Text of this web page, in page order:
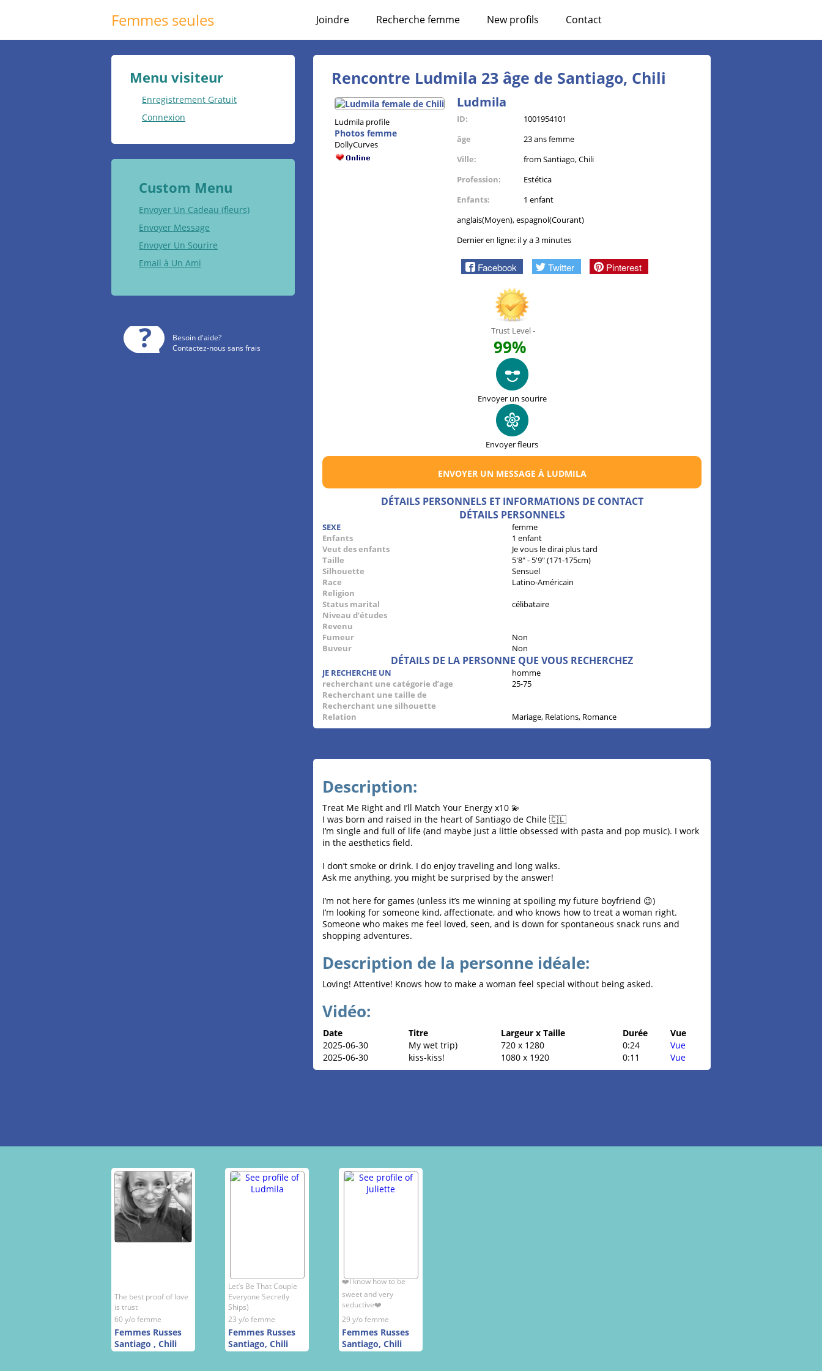
Femmes seules Joindre Recherche femme New profils Contact
Rencontre Ludmila 23 âge de Santiago, Chili
Ludmila profile
Photos femme
DollyCurves
Ludmila
ID:
1001954101
âge
23 ans femme
Ville:
from Santiago, Chili
Profession:
Estética
Enfants:
1 enfant
anglais(Moyen), espagnol(Courant)
Dernier en ligne: il y a 3 minutes
Facebook Twitter Pinterest
Trust Level -
99%
Envoyer un sourire
Envoyer fleurs
ENVOYER UN MESSAGE À LUDMILA
DÉTAILS PERSONNELS ET INFORMATIONS DE CONTACT
DÉTAILS PERSONNELS
SEXE
femme
Enfants
1 enfant
Veut des enfants
Je vous le dirai plus tard
Taille
5'8" - 5'9" (171-175cm)
Silhouette
Sensuel
Race
Latino-Américain
Religion
Status marital
célibataire
Niveau d’études
Revenu
Fumeur
Non
Buveur
Non
DÉTAILS DE LA PERSONNE QUE VOUS RECHERCHEZ
JE RECHERCHE UN
homme
recherchant une catégorie d’age
25-75
Recherchant une taille de
Recherchant une silhouette
Relation
Mariage, Relations, Romance
Description:
Treat Me Right and I’ll Match Your Energy x10 💫
I was born and raised in the heart of Santiago de Chile 🇨🇱
I’m single and full of life (and maybe just a little obsessed with pasta and pop music). I work
in the aesthetics field.
I don’t smoke or drink. I do enjoy traveling and long walks.
Ask me anything, you might be surprised by the answer!
I’m not here for games (unless it’s me winning at spoiling my future boyfriend 😉)
I’m looking for someone kind, affectionate, and who knows how to treat a woman right.
Someone who makes me feel loved, seen, and is down for spontaneous snack runs and
shopping adventures.
Description de la personne idéale:
Loving! Attentive! Knows how to make a woman feel special without being asked.
Vidéo:
Date Titre Largeur x Taille Durée
Vue
2025-06-30
My wet trip) 720 x 1280 0:24
Vue
2025-06-30
kiss-kiss! 1080 x 1920 0:11 Vue
Menu visiteur
Enregistrement Gratuit
Connexion
Custom Menu
Envoyer Un Cadeau (fleurs)
Envoyer Message
Envoyer Un Sourire
Email à Un Ami
Besoin d'aide?
Contactez-nous sans frais
The best proof of love
is trust
60 y/o femme
Femmes Russes
Santiago , Chili
Let’s Be That Couple
Everyone Secretly
Ships)
23 y/o femme
Femmes Russes
Santiago, Chili
❤️I know how to be
sweet and very
seductive❤️
29 y/o femme
Femmes Russes
Santiago, Chili